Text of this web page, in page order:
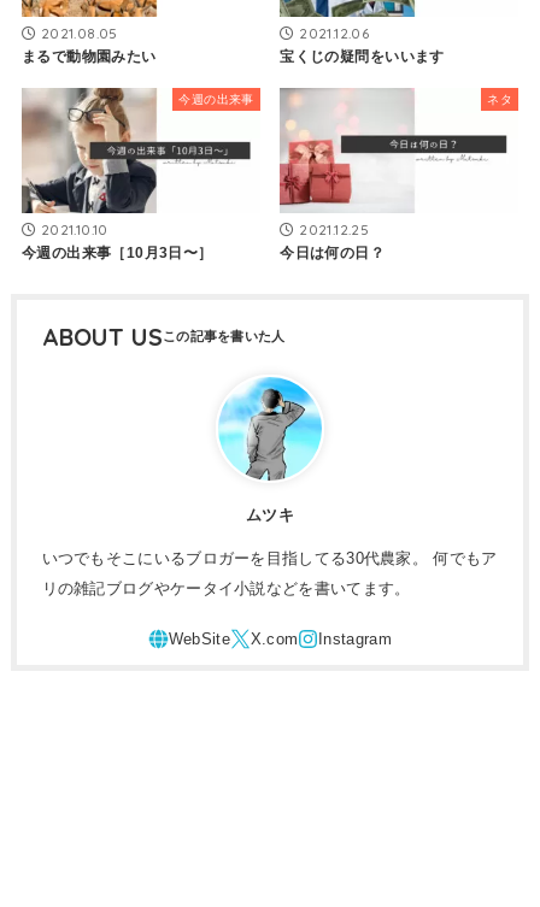
2021.08.05
まるで動物園みたい
2021.12.06
宝くじの疑問をいいます
今週の出来事
2021.10.10
今週の出来事［10月3日〜］
ネタ
2021.12.25
今日は何の日？
ABOUT US
ムツキ
いつでもそこにいるブロガーを目指してる30代農家。 何でもア
リの雑記ブログやケータイ小説などを書いてます。